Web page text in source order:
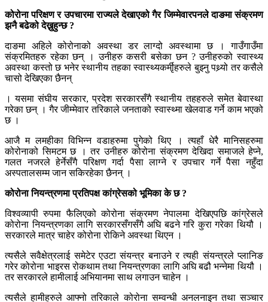
कोरोना परिक्षण र उपचारमा राज्यले देखाएको गैर जिम्मेवारपनले दाङमा संक्रमण
झनै बढेको देख्नुहुन्छ ?
दाङमा अहिले कोरोनाको अवस्था डर लाग्दो अवस्थामा छ । गाउँगाउँमा
संक्रमितहरु रहेका छन् । उनीहरु कसरी बसेका छन ? उनीहरुको स्वास्थ्य
अवस्था कस्तो छ भनेर स्थानीय तहका स्वास्थ्यकर्मीृहरुले बुझ्नु पथ्र्यो तर कसैले
चासो देखिएका छैनन्
। यसमा संघीय सरकार, प्रदेश सरकारसँगै स्थानीय तहहरुले समेत बेवास्था
गरेका छन् । गैर जीम्मेवार तरिकाले जनताको स्वास्थ्मा खेलवाड गर्ने काम भएको
छ ।
आजै म लमहीका विभिन्न वडाहरुमा पुगेको थिए । त्यहाँ धेरै मानिसहरुमा
कोरोनाको सिमटम छ । तर उनीहरु कोरोना संक्रमण देखिदा समाजले हेप्ने,
गलत नजरले हेर्नेसँगै परिक्षण गर्दा पैसा लाग्ने र उपचार गर्ने पैसा नहुँदा
अस्पतालसम्म जान सकिरहेका छैनन् ।
कोरोना नियन्त्रणमा प्रतिपक्ष कांग्रेसको भूमिका के छ ?
विश्वव्यापी रुपमा फैलिएको कोरोना संक्रमण नेपालमा देखिएपछि कांग्रेसले
कोरोना नियन्त्रणका लागि सरकारसँगसँगै अघि बढने गरि कुरा गरेका थियौ ।
सरकारले मात्र चाहेर कोरोना रोकिने अवस्था थिएन ।
त्यसैले सवैक्षेत्रलाई समेटेर एउटा संयन्त्र बनाउने र त्यही संयन्त्रले प्लानिङ
गरेर कोरोना भाइरस रोकथाम तथा नियन्त्रणका लागि अघि बढौ भन्नेमा थियौ ।
तर सरकारले हामीलाई अभियानमा साथ लगाउन चाहेन ।
त्यसैले हामीहरुले आफ्नो तरिकाले कोरोना सम्वन्धी अनलनाइन तथा सञ्चार